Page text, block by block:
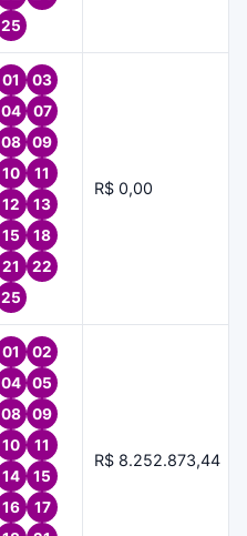
25
01
03
04
07
08
09
10
11
12
13
15
18
21
22
25
R$ 0,00
01
02
04
05
08
09
10
11
14
15
16
17
R$ 8.252.873,44